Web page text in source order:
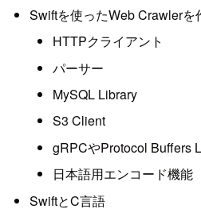
Swiftを使ったWeb Crawlerを
HTTPクライアント
パーサー
MySQL Library
S3 Client
gRPCやProtocol Buffers
日本語用エンコード機能
SwiftとC言語